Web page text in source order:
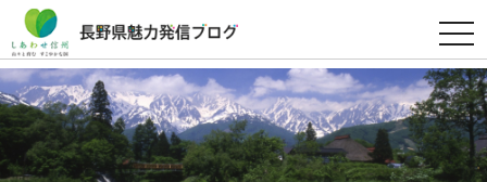
t
o
g
g
l
e
n
a
v